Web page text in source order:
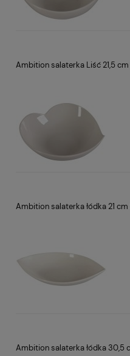
Ambition salaterka Liść 21,5 cm
Ambition salaterka łódka 21 cm
Ambition salaterka łódka 30,5